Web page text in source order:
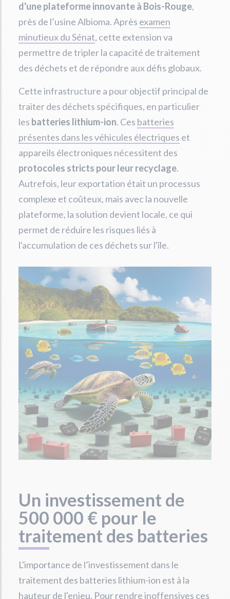
d'une plateforme innovante à Bois-Rouge,
près de l’usine Albioma. Après examen
minutieux du Sénat, cette extension va
permettre de tripler la capacité de traitement
des déchets et de répondre aux défis globaux.
Cette infrastructure a pour objectif principal de
traiter des déchets spécifiques, en particulier
les batteries lithium-ion. Ces batteries
présentes dans les véhicules électriques et
appareils électroniques nécessitent des
protocoles stricts pour leur recyclage.
Autrefois, leur exportation était un processus
complexe et coûteux, mais avec la nouvelle
plateforme, la solution devient locale, ce qui
permet de réduire les risques liés à
l'accumulation de ces déchets sur l'île.
Un investissement de
500 000 € pour le
traitement des batteries
L'importance de l’investissement dans le
traitement des batteries lithium-ion est à la
hauteur de l'enjeu. Pour rendre inoffensives ces